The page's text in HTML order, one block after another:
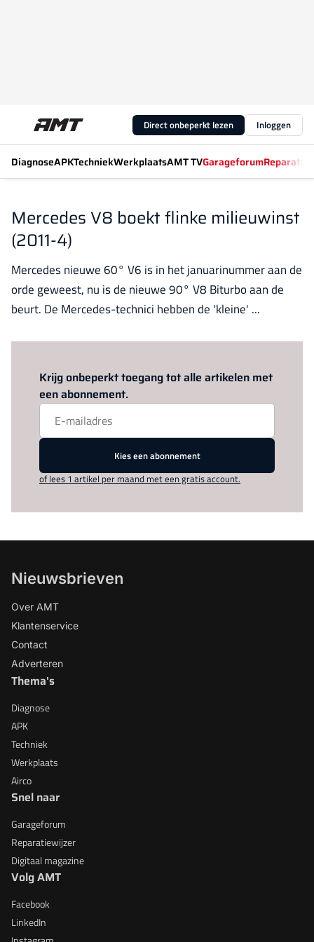
Direct onbeperkt lezen Inloggen
DiagnoseAPKTechniekWerkplaatsAMT TVGarageforum
Mercedes V8 boekt flinke milieuwinst
(2011-4)
Mercedes nieuwe 60° V6 is in het januarinummer aan de
orde geweest, nu is de nieuwe 90° V8 Biturbo aan de
beurt. De Mercedes-technici hebben de 'kleine' ...
Krijg onbeperkt toegang tot alle artikelen met
een abonnement.
Kies een abonnement
of lees 1 artikel per maand met een gratis account.
Nieuwsbrieven
Over AMT
Klantenservice
Contact
Adverteren
Thema's
Diagnose
APK
Techniek
Werkplaats
Airco
Snel naar
Garageforum
Reparatiewijzer
Digitaal magazine
Volg AMT
Facebook
LinkedIn